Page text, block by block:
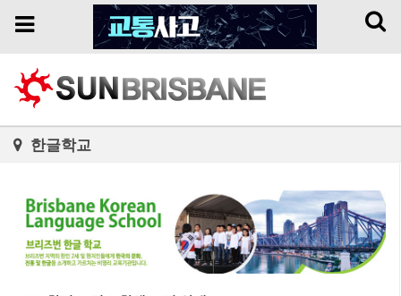
Toggle
Toggle
한글학교